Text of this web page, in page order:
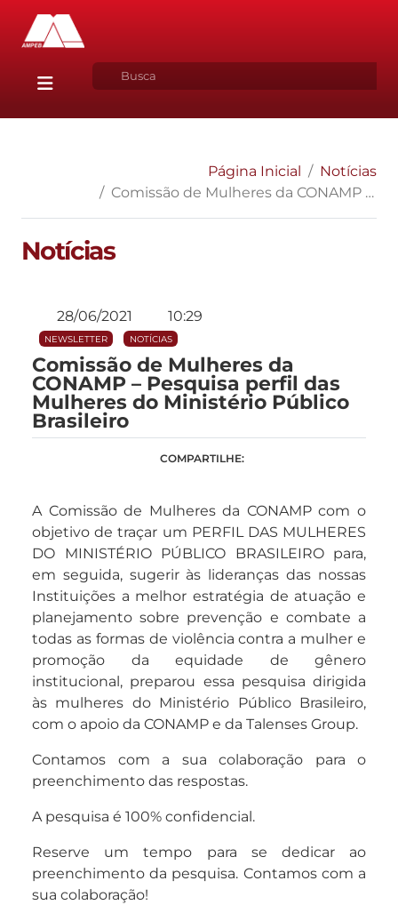
Página Inicial
Notícias
Comissão de Mulheres da CONAMP – Pesquisa perfil das Mulheres do Ministério Público Brasileiro
Notícias
28/06/2021 10:29
NEWSLETTER NOTÍCIAS
Comissão de Mulheres da
CONAMP – Pesquisa perfil das
Mulheres do Ministério Público
Brasileiro
COMPARTILHE:
A Comissão de Mulheres da CONAMP com o
objetivo de traçar um PERFIL DAS MULHERES
DO MINISTÉRIO PÚBLICO BRASILEIRO para,
em seguida, sugerir às lideranças das nossas
Instituições a melhor estratégia de atuação e
planejamento sobre prevenção e combate a
todas as formas de violência contra a mulher e
promoção da equidade de gênero
institucional, preparou essa pesquisa dirigida
às mulheres do Ministério Público Brasileiro,
com o apoio da CONAMP e da Talenses Group.
Contamos com a sua colaboração para o
preenchimento das respostas.
A pesquisa é 100% confidencial.
Reserve um tempo para se dedicar ao
preenchimento da pesquisa. Contamos com a
sua colaboração!